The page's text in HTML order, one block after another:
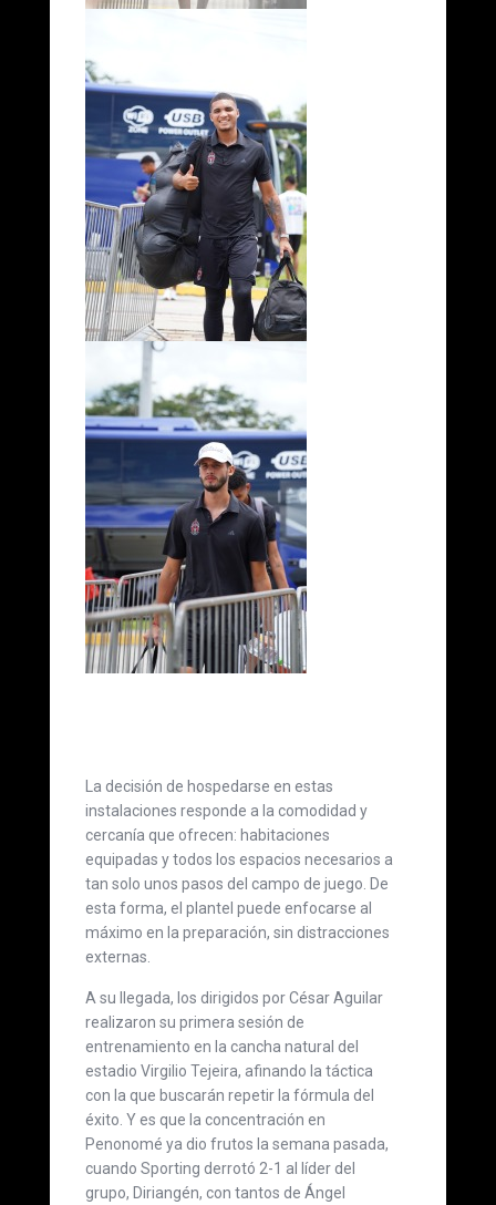
La decisión de hospedarse en estas
instalaciones responde a la comodidad y
cercanía que ofrecen: habitaciones
equipadas y todos los espacios necesarios a
tan solo unos pasos del campo de juego. De
esta forma, el plantel puede enfocarse al
máximo en la preparación, sin distracciones
externas.
A su llegada, los dirigidos por César Aguilar
realizaron su primera sesión de
entrenamiento en la cancha natural del
estadio Virgilio Tejeira, afinando la táctica
con la que buscarán repetir la fórmula del
éxito. Y es que la concentración en
Penonomé ya dio frutos la semana pasada,
cuando Sporting derrotó 2-1 al líder del
grupo, Diriangén, con tantos de Ángel